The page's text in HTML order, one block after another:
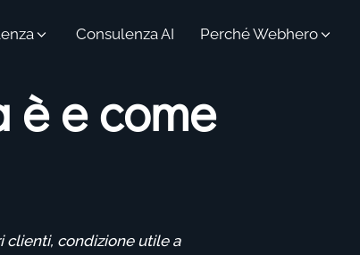
Consulenza AI Perché Webhero
è e come
clienti, condizione utile a